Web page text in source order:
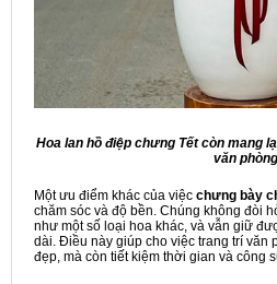
Hoa lan hồ điệp chưng Tết còn mang
văn phòng
Một ưu điểm khác của việc chưng bày
chăm sóc và độ bền. Chúng không đòi
như một số loại hoa khác, và vẫn giữ
dài. Điều này giúp cho việc trang trí văn
đẹp, mà còn tiết kiệm thời gian và công